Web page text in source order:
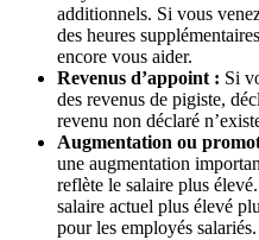
additionnels. Si vous
des heures
encore vous aider.
Revenus d’appoint : Si
des revenus de pigiste,
revenu non déclaré
Augmentation ou
une augmentation
reflète le salaire plus
salaire actuel plus élevé
pour les employés salariés.